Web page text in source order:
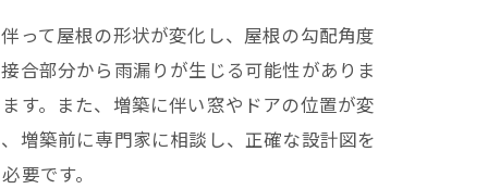
って屋根の形状が変化し、屋根の勾配角度
合部分から雨漏りが生じる可能性がありま
す。また、増築に伴い窓やドアの位置が変
増築前に専門家に相談し、正確な設計図を
要です。